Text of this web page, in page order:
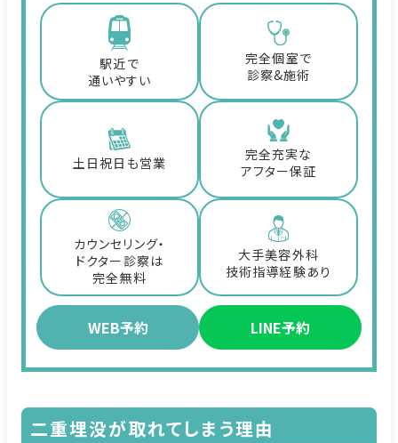
駅近で
通いやすい
完全個室で
診察&施術
土日祝日も営業
完全充実な
アフター保証
カウンセリング・
ドクター診察は
完全無料
大手美容外科
技術指導経験あり
WEB予約 LINE予約
二重埋没が取れてしまう理由